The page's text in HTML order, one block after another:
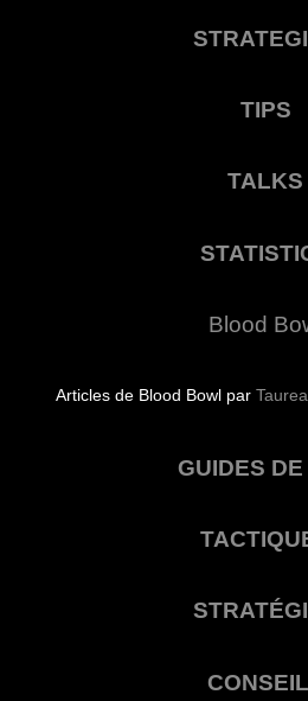
TIPS
TALKS
Blood
Articles de Blood Bowl par
GUIDES